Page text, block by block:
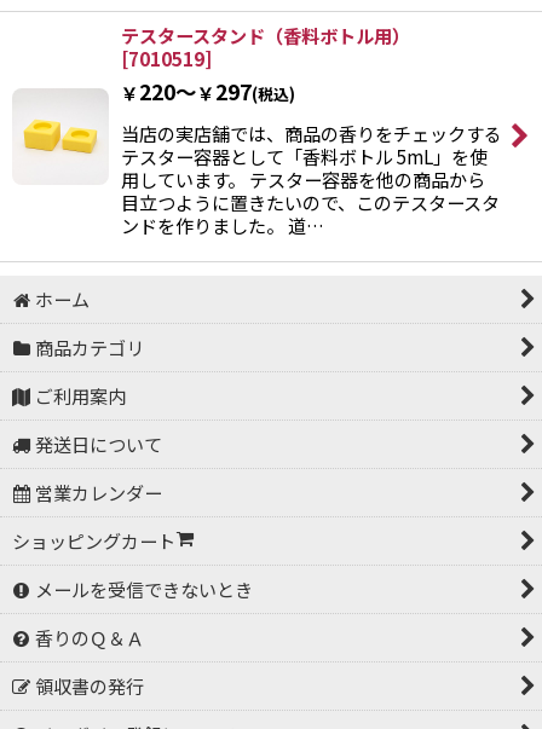
テスタースタンド（香料ボトル用）
[7010519]
￥220～￥297(税込)
当店の実店舗では、商品の香りをチェックする
テスター容器として「香料ボトル 5mL」を使
用しています。 テスター容器を他の商品から
目立つように置きたいので、このテスタースタ
ンドを作りました。 道…
ホーム
商品カテゴリ
ご利用案内
発送日について
営業カレンダー
ショッピングカート
メールを受信できないとき
香りのＱ＆Ａ
領収書の発行